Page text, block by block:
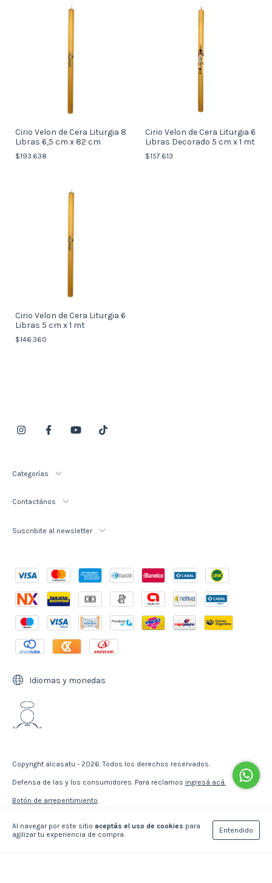
Al navegar por este sitio aceptás el uso de cookies para
agilizar tu experiencia de compra.
Entendido
Cirio Velon de Cera Liturgia 8
Libras 6,5 cm x 82 cm
$193.638
Cirio Velon de Cera Liturgia 6
Libras Decorado 5 cm x 1 mt
$157.613
Cirio Velon de Cera Liturgia 6
Libras 5 cm x 1 mt
$146.360
Categorías
Contactános
Suscribite al newsletter
Idiomas y monedas
Copyright alcasatu - 2026. Todos los derechos reservados.
Defensa de las y los consumidores. Para reclamos ingresá acá.
Botón de arrepentimiento